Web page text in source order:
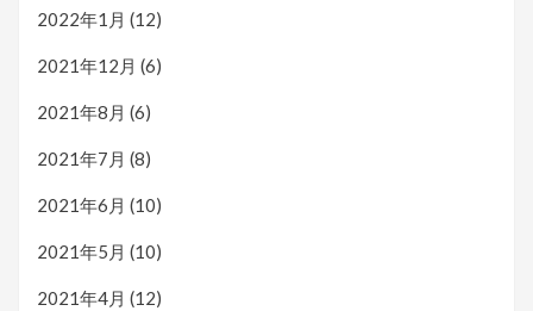
2022年1月 (12)
2021年12月 (6)
2021年8月 (6)
2021年7月 (8)
2021年6月 (10)
2021年5月 (10)
2021年4月 (12)